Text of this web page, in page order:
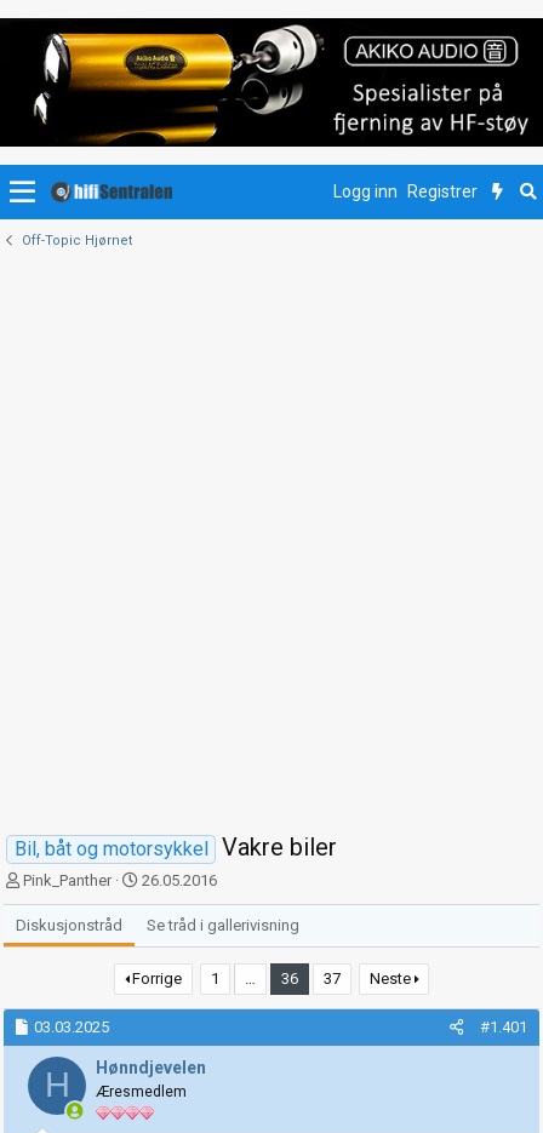
Logg inn Registrer
Off-Topic Hjørnet
Bil, båt og motorsykkel Vakre biler
T
r
å
d
a
r
e
Pink_Panther
S
t
a
r
t
d
a
26.05.2016
Diskusjonstråd Se tråd i gallerivisning
Forrige 1 36 37 Neste
03.03.2025 #1.401
H Hønndjevelen
Æresmedlem